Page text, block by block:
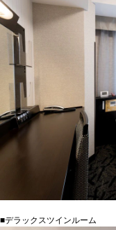
■デラックスツインルーム